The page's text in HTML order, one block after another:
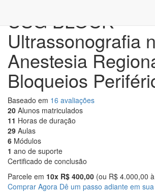
USG BLOCK -
Ultrassonografia
Anestesia
Bloqueios
Baseado em 16 avaliações
20 Alunos matriculados
11 Horas de duração
29 Aulas
6 Módulos
1 ano de suporte
Certificado de conclusão
Parcele em 10x R$ 400,00 (ou R$ 4.000,00
Comprar Agora Dê um passo adiante em